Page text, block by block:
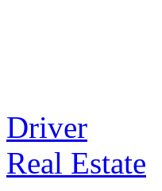
Driver
Real Estate